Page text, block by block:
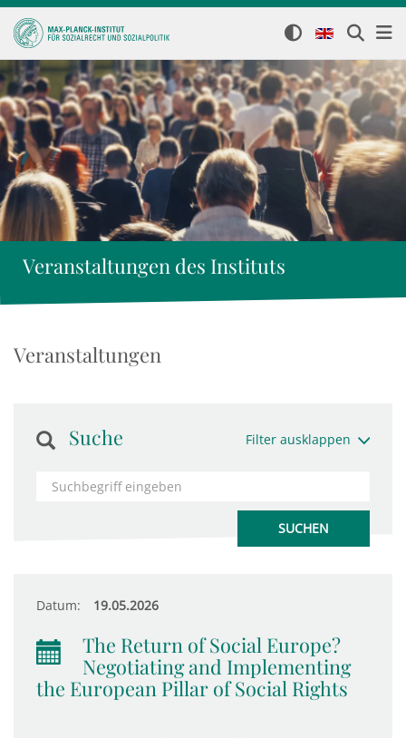
Veranstaltungen des Instituts
Veranstaltungen
Suche Filter ausklappen
Datum: 19.05.2026
The Return of Social Europe?
Negotiating and Implementing
the European Pillar of Social Rights